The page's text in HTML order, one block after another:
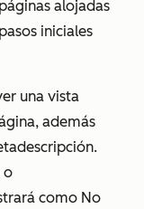
alojadas
iniciales
una vista
además
o
como No